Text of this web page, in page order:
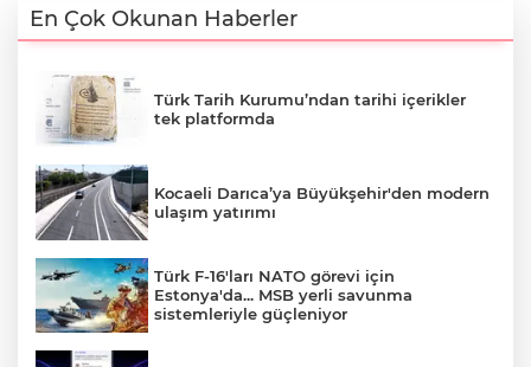
En Çok Okunan Haberler
Türk Tarih Kurumu’ndan tarihi içerikler
tek platformda
Kocaeli Darıca’ya Büyükşehir'den modern
ulaşım yatırımı
Türk F-16'ları NATO görevi için
Estonya'da... MSB yerli savunma
sistemleriyle güçleniyor